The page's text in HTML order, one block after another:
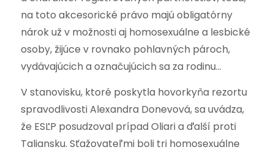
na toto akcesorické právo majú obligatórny
nárok už v možnosti aj homosexuálne a lesbické
osoby, žijúce v rovnako pohlavných pároch,
vydávajúcich a označujúcich sa za rodinu…
V stanovisku, ktoré poskytla hovorkyňa rezortu
spravodlivosti Alexandra Donevová, sa uvádza,
že ESĽP posudzoval prípad Oliari a ďalší proti
Taliansku. Sťažovateľmi boli tri homosexuálne